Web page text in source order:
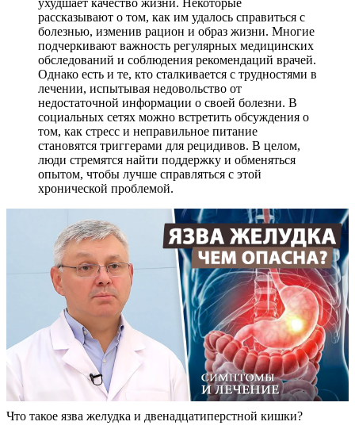
ухудшает качество жизни. Некоторые
рассказывают о том, как им удалось справиться с
болезнью, изменив рацион и образ жизни. Многие
подчеркивают важность регулярных медицинских
обследований и соблюдения рекомендаций врачей.
Однако есть и те, кто сталкивается с трудностями в
лечении, испытывая недовольство от
недостаточной информации о своей болезни. В
социальных сетях можно встретить обсуждения о
том, как стресс и неправильное питание
становятся триггерами для рецидивов. В целом,
люди стремятся найти поддержку и обменяться
опытом, чтобы лучше справляться с этой
хронической проблемой.
Что такое язва желудка и двенадцатиперстной кишки?